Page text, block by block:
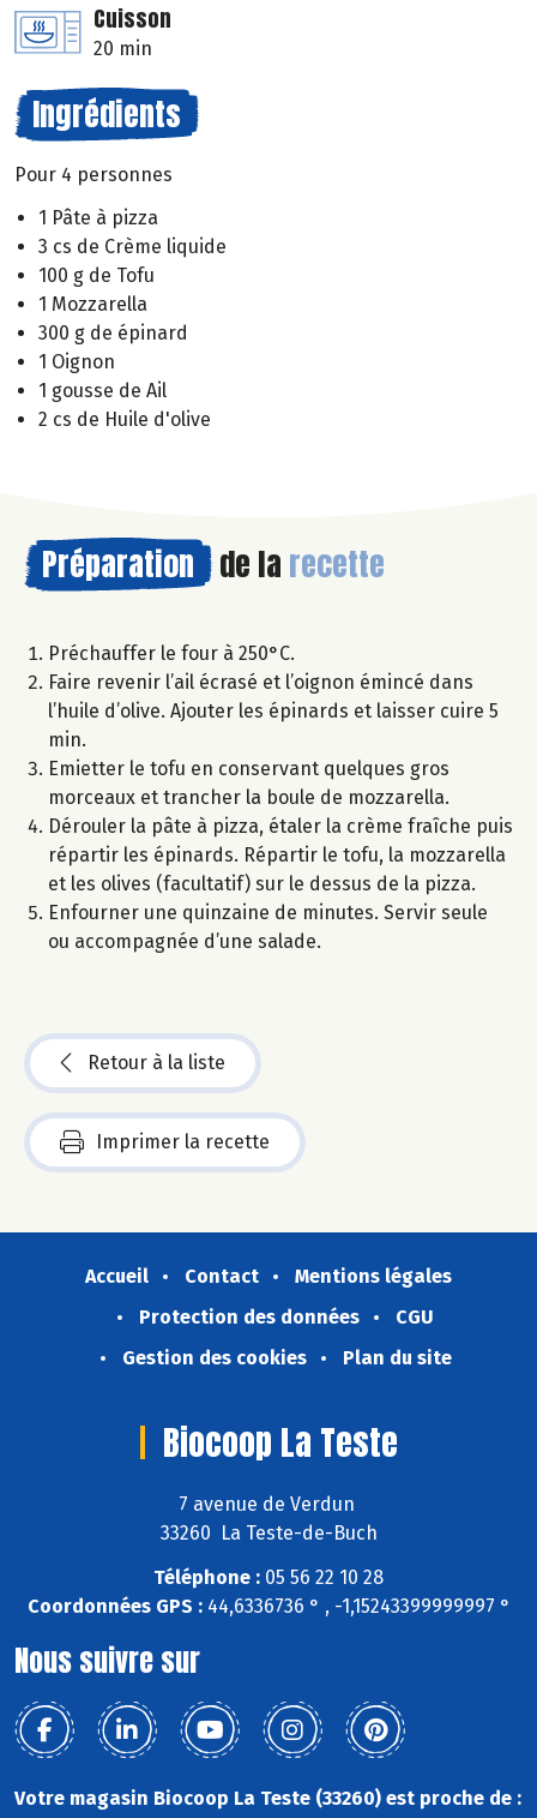
Cuisson
20 min
Ingrédients
Pour 4 personnes
1 Pâte à pizza
3 cs de Crème liquide
100 g de Tofu
1 Mozzarella
300 g de épinard
1 Oignon
1 gousse de Ail
2 cs de Huile d'olive
Préparation de la recette
Préchauffer le four à 250°C.
Faire revenir l’ail écrasé et l’oignon émincé dans
l’huile d’olive. Ajouter les épinards et laisser cuire 5
min.
Emietter le tofu en conservant quelques gros
morceaux et trancher la boule de mozzarella.
Dérouler la pâte à pizza, étaler la crème fraîche puis
répartir les épinards. Répartir le tofu, la mozzarella
et les olives (facultatif) sur le dessus de la pizza.
Enfourner une quinzaine de minutes. Servir seule
ou accompagnée d’une salade.
Retour à la liste
Imprimer la recette
Accueil Contact
Mentions légales
Protection des données
CGU
Gestion des cookies
Plan du site
Biocoop La Teste
7 avenue de Verdun
33260 La Teste-de-Buch
Téléphone : 05 56 22 10 28
Coordonnées GPS :44,6336736 ° , -1,15243399999997 °
Nous suivre sur
Votre magasin Biocoop La Teste (33260) est proche de :